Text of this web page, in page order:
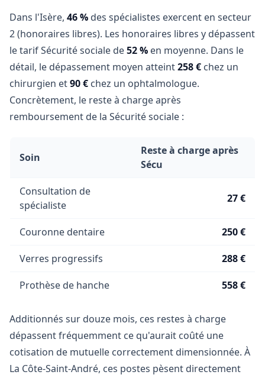
Dans l'Isère, 46 % des spécialistes exercent en secteur
2 (honoraires libres). Les honoraires libres y dépassent
le tarif Sécurité sociale de52 % en moyenne. Dans le
détail, le dépassement moyen atteint258 € chez un
chirurgien et90 € chez un ophtalmologue.
Concrètement, le reste à charge après
remboursement de la Sécurité sociale :
Soin
Reste à charge après
Sécu
Consultation de
spécialiste
27 €
Couronne dentaire 250 €
Verres progressifs 288 €
Prothèse de hanche 558 €
Additionnés sur douze mois, ces restes à charge
dépassent fréquemment ce qu'aurait coûté une
cotisation de mutuelle correctement dimensionnée. À
La Côte-Saint-André, ces postes pèsent directement